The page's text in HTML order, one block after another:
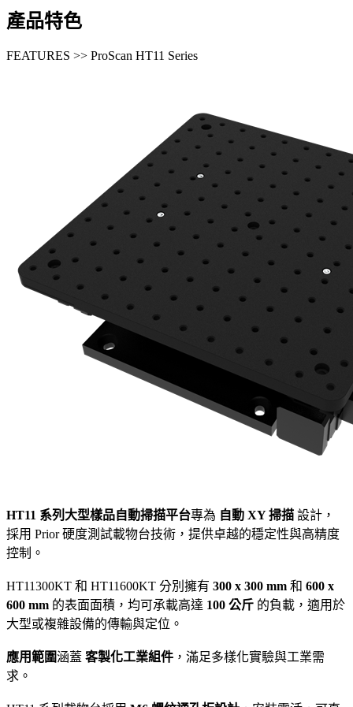
產品特色
FEATURES >> ProScan HT11 Series
HT11 系列大型樣品自動掃描平台專為 自動 XY 掃描 設計，
採用 Prior 硬度測試載物台技術，提供卓越的穩定性與高精度
控制。
HT11300KT 和 HT11600KT 分別擁有 300 x 300 mm 和 600 x
600 mm 的表面面積，均可承載高達 100 公斤 的負載，適用於
大型或複雜設備的傳輸與定位。
應用範圍涵蓋 客製化工業組件 ，滿足多樣化實驗與工業需
求。